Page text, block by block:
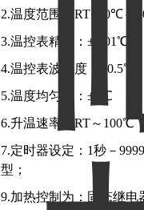
2.温度范围： RT+10℃～
3.温控表精度：±0.01℃
4.温控表波动度：±0.5℃
5.温度均匀度：±2℃
6.升温速率：RT～100℃
7.定时器设定：1秒－
型；
9.加热控制为：固态继电